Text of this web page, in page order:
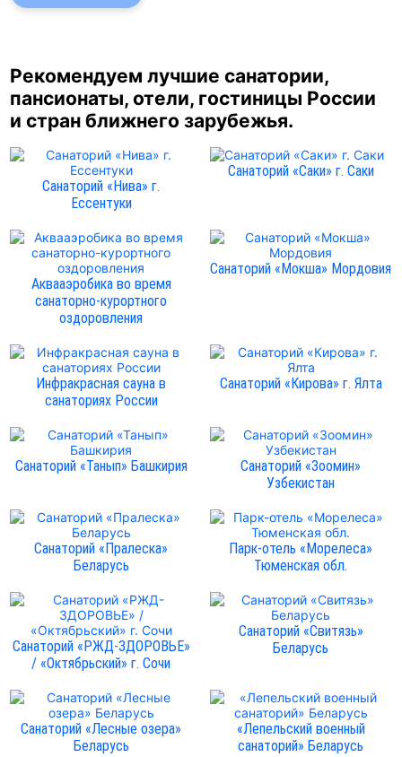
Рекомендуем лучшие санатории,
пансионаты, отели, гостиницы России
и стран ближнего зарубежья.
Санаторий «Нива» г.
Ессентуки
Санаторий «Саки» г. Саки
Аквааэробика во время
санаторно-курортного
оздоровления
Санаторий «Мокша» Мордовия
Инфракрасная сауна в
санаториях России
Санаторий «Кирова» г. Ялта
Санаторий «Танып» Башкирия
Санаторий «Зоомин»
Узбекистан
Санаторий «Пралеска»
Беларусь
Парк-отель «Морелеса»
Тюменская обл.
Санаторий «РЖД-ЗДОРОВЬЕ»
/ «Октябрьский» г. Сочи
Санаторий «Свитязь»
Беларусь
Санаторий «Лесные озера»
Беларусь
«Лепельский военный
санаторий» Беларусь